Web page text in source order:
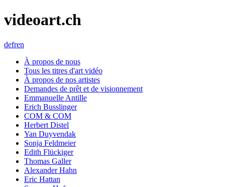
videoart.ch
defren
À propos de nous
Tous les titres d'art vidéo
À propos de nos artistes
Demandes de prêt et de visionnement
Emmanuelle Antille
Erich Busslinger
COM & COM
Herbert Distel
Yan Duyvendak
Sonja Feldmeier
Edith Flückiger
Thomas Galler
Alexander Hahn
Eric Hattan